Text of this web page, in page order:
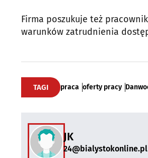
Firma poszukuje też
warunków zatrudnienia
TAGI praca oferty pracy
JK
24@bialystokonline.pl